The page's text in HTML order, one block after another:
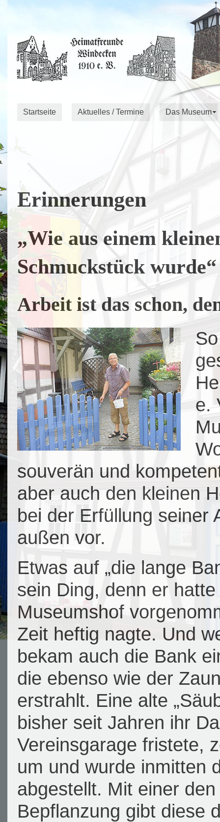
Startseite Aktuelles / Termine Das Museum
Erinnerungen
„Wie aus einem
Schmuckstück wurde“
Arbeit ist das schon,
e.
souverän und
aber auch den kleinen
bei der Erfüllung seiner
außen vor.
Etwas auf „die lange
sein Ding, denn er
Museumshof
Zeit heftig nagte. Und
bekam auch die Bank
die ebenso wie der
erstrahlt. Eine alte
bisher seit Jahren ihr
Vereinsgarage fristete,
um und wurde inmitten
abgestellt. Mit einer
Bepflanzung gibt diese